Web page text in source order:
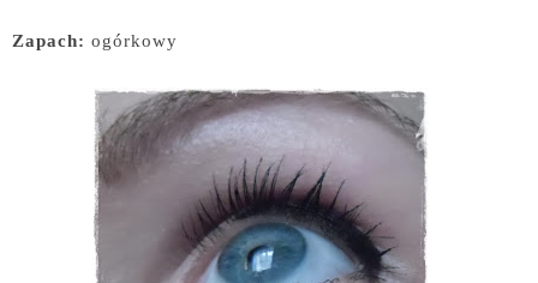
Zapach: ogórkowy